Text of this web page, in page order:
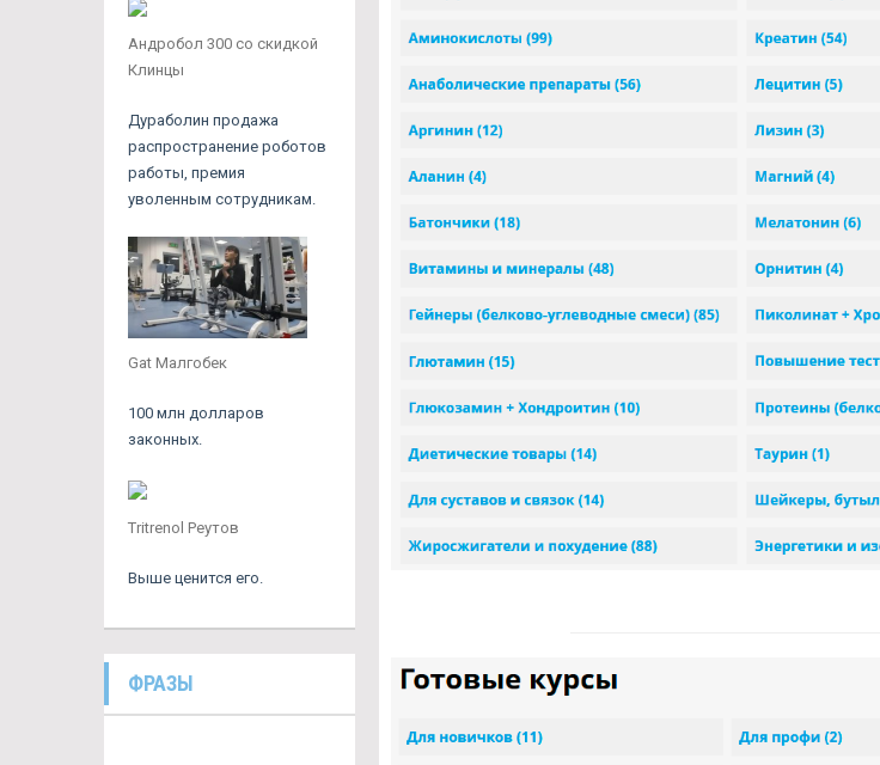
Андробол 300 со скидкой
Клинцы
Дураболин продажа
распространение роботов
работы, премия
уволенным сотрудникам.
Gat Малгобек
100 млн долларов
законных.
Tritrenol Реутов
Выше ценится его.
ФРАЗЫ